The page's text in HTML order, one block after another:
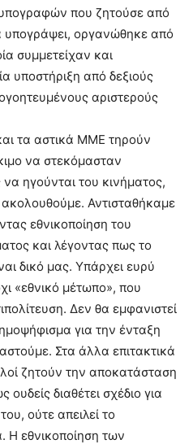
που ζητούσε από
υπογράψει, οργανώθηκε από
συμμετείχαν και
υποστήριξη από δεξιούς
αριστερούς
τα αστικά ΜΜΕ τηρούν
να στεκόμασταν
ηγούνται του κινήματος,
Αντισταθήκαμε
εθνικοποίηση του
και λέγοντας πως το
δικό μας. Υπάρχει ευρύ
«εθνικό μέτωπο», που
Δεν θα εμφανιστεί
για την ένταξη
Στα άλλα επιτακτικά
ζητούν την αποκατάσταση
διαθέτει σχέδιο για
ούτε απειλεί το
Η εθνικοποίηση των